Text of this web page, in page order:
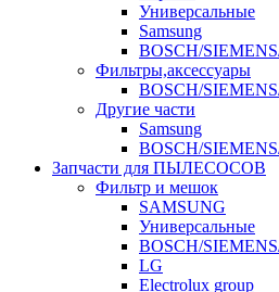
Универсальные
Samsung
BOSCH/
Фильтры,аксессуары
BOSCH/
Другие части
Samsung
BOSCH/
Запчасти для ПЫЛЕСОСОВ
Фильтр и мешок
SAMSUNG
Универсальные
BOSCH/
LG
Electrolux group